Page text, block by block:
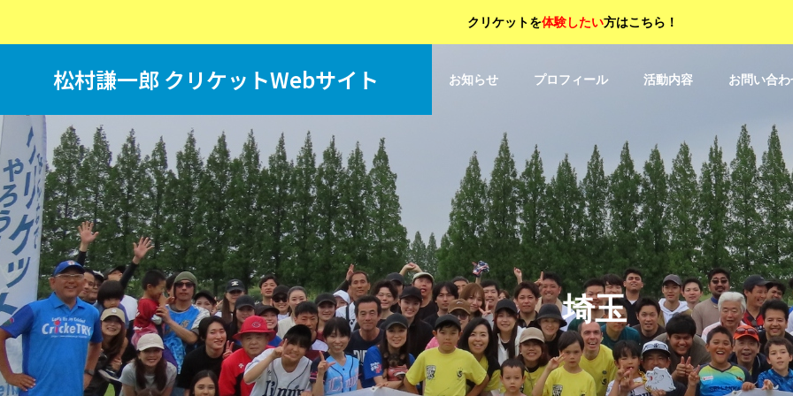
クリケットを体験したい方はこちら！
松村謙一郎 クリケットWebサイト お知らせ プロフィール 活動内容 お問い合わ
埼玉